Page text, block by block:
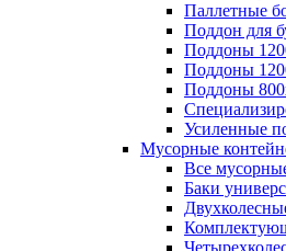
Паллетные
Поддон для
Поддоны
Поддоны
Поддоны
Усиленные
Мусорные
Все
Баки